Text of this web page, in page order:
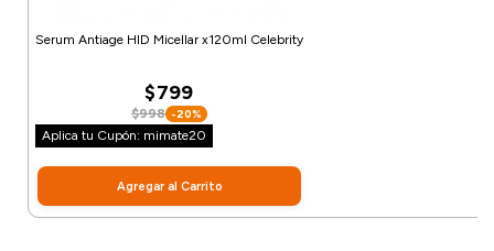
Serum Antiage HID Micellar x120ml Celebrity
$799
$998 -20%
Aplica tu Cupón: mimate20
Agregar al Carrito